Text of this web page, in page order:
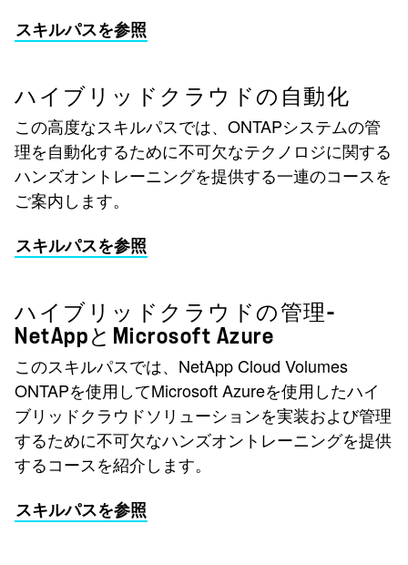
スキルパスを参照
ハイブリッドクラウドの自動化
この高度なスキルパスでは、ONTAPシステムの管
理を自動化するために不可欠なテクノロジに関する
ハンズオントレーニングを提供する一連のコースを
ご案内します。
スキルパスを参照
ハイブリッドクラウドの管理-
NetAppとMicrosoft Azure
このスキルパスでは、NetApp Cloud Volumes
ONTAPを使用してMicrosoft Azureを使用したハイ
ブリッドクラウドソリューションを実装および管理
するために不可欠なハンズオントレーニングを提供
するコースを紹介します。
スキルパスを参照